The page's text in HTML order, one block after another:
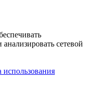
сетевой
использования